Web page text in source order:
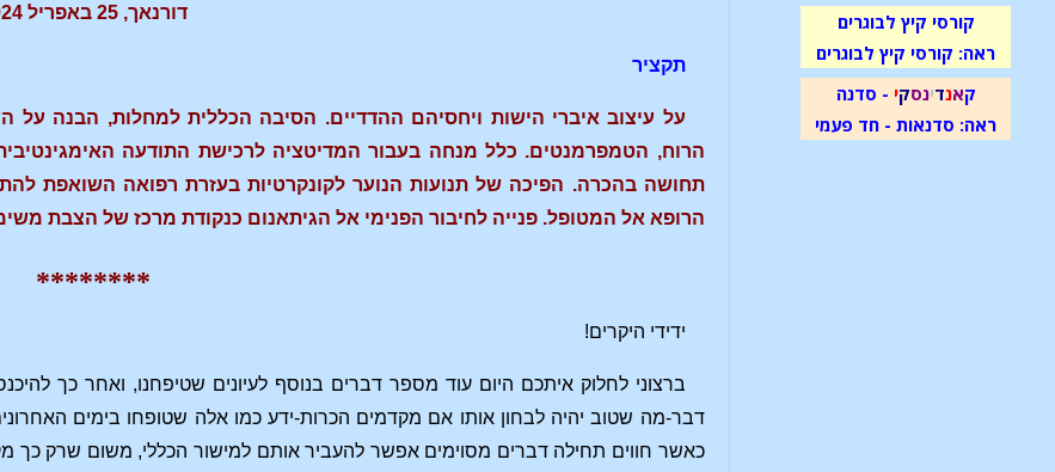
דורנאך, 25 באפריל 1924
תקציר
על עיצוב איברי הישות ויחסיהם ההדדיים. הסיבה הכללית למחלות, הבנה על
הרוח, הטמפרמנטים. כלל מנחה בעבור המדיטציה לרכישת התודעה
תחושה בהכרה. הפיכה של תנועות הנוער לקונקרטיות בעזרת רפואה השואפת
הרופא אל המטופל. פנייה לחיבור הפנימי אל הגיתאנום כנקודת מרכז של הצבת
********
ידידי היקרים!
ברצוני לחלוק איתכם היום עוד מספר דברים בנוסף לעיונים שטיפחנו, ואחר כך
דבר-מה שטוב יהיה לבחון אותו אם מקדמים הכרות-ידע כמו אלה שטופחו בימים
כאשר חווים תחילה דברים מסוימים אפשר להעביר אותם למישור הכללי, משום שרק כך
קורסי קיץ לבוגרים
ראה: קורסי קיץ לבוגרים
קאנדינסקי - סדנה
ראה: סדנאות - חד פעמי